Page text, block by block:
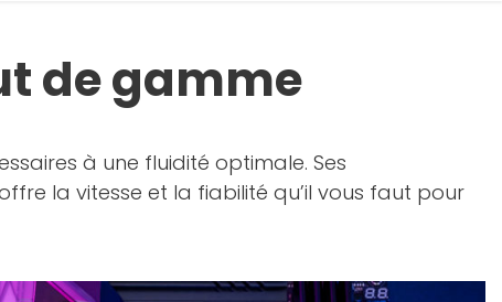
de gamme
à une fluidité optimale. Ses
la vitesse et la fiabilité qu’il vous faut pour